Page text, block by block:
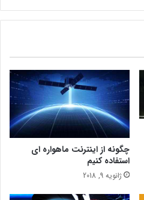
چگونه از اینترنت ماهواره ای
استفاده کنیم
ژانویه 9, 2018